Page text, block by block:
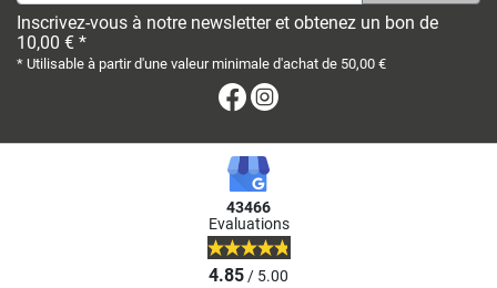
Inscrivez-vous à notre newsletter et obtenez un bon de
10,00 € *
* Utilisable à partir d'une valeur minimale d'achat de 50,00 €
Facebook
43466
Evaluations
4.85/ 5.00